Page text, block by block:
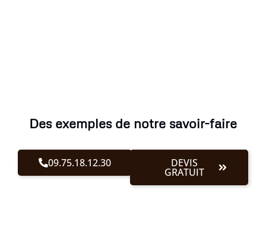
Des exemples de notre savoir-faire
09.75.18.12.30 DEVIS
GRATUIT